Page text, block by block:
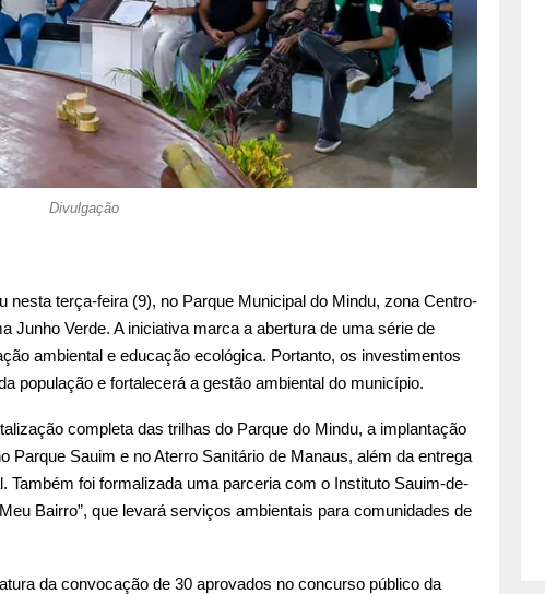
Divulgação
nesta terça-feira (9), no Parque Municipal do Mindu, zona Centro-
Junho Verde. A iniciativa marca a abertura de uma série de
ambiental e educação ecológica. Portanto, os investimentos
população e fortalecerá a gestão ambiental do município.
completa das trilhas do Parque do Mindu, a implantação
Parque Sauim e no Aterro Sanitário de Manaus, além da entrega
Também foi formalizada uma parceria com o Instituto Sauim-de-
Bairro”, que levará serviços ambientais para comunidades de
da convocação de 30 aprovados no concurso público da